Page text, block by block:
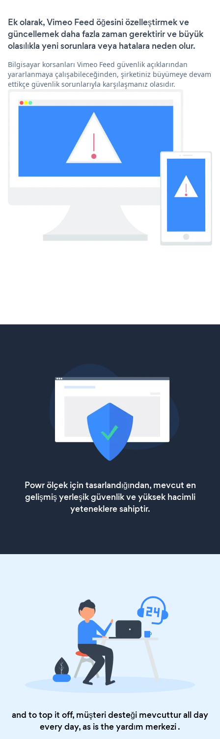
Ek olarak, Vimeo Feed öğesini özelleştirmek ve
güncellemek daha fazla zaman gerektirir ve büyük
olasılıkla yeni sorunlara veya hatalara neden olur.
Bilgisayar korsanları Vimeo Feed güvenlik açıklarından
yararlanmaya çalışabileceğinden, şirketiniz büyümeye devam
ettikçe güvenlik sorunlarıyla karşılaşmanız olasıdır.
Powr ölçek için tasarlandığından, mevcut en
gelişmiş yerleşik güvenlik ve yüksek hacimli
yeteneklere sahiptir.
and to top it off, müşteri desteği mevcuttur all day
every day, as is theyardım merkezi.